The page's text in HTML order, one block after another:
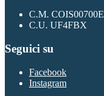
C.M. COIS00700E
C.U. UF4FBX
Seguici su
Facebook
Instagram